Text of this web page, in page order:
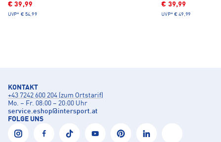
€ 39,99
UVP* € 54,99
€ 39,99
UVP* € 49,99
KONTAKT
+43 7242 600 204 (zum Ortstarif)
Mo. – Fr. 08:00 – 20:00 Uhr
service.eshop@intersport.at
FOLGE UNS